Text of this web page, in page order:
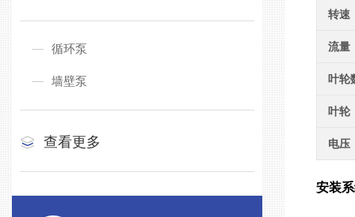
循环泵
墙壁泵
查看更多
转速
流量
叶轮
叶轮
电压
安装